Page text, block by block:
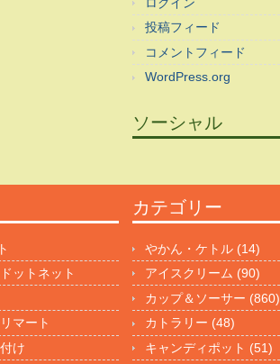
投稿フィード
コメントフィード
WordPress.org
ソーシャル
ットネット
マート
け
カテゴリー
やかん・ケトル (14)
アイスクリーム (90)
カップ＆ソーサー (860)
カトラリー (48)
キャンディポット (51)